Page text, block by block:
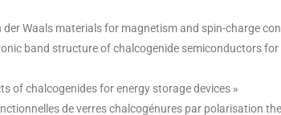
der Waals materials for magnetism and spin-charge
band structure of chalcogenide semiconductors for
of chalcogenides for energy storage devices »
de verres chalcogénures par polarisation